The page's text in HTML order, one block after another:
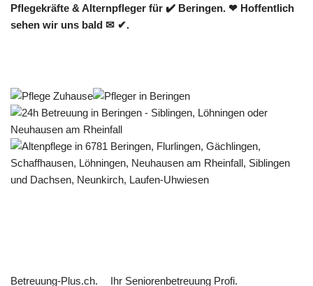
Pflegekräfte & Alternpfleger für ✔️ Beringen. ❤ Hoffentlich
sehen wir uns bald ✉ ✔.
Betreuung-Plus.ch. Ihr Seniorenbetreuung Profi.